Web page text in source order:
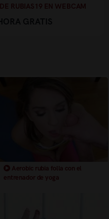
RUBIAS19 EN WEBCAM
Aerobic rubia folla con el
entrenador de yoga